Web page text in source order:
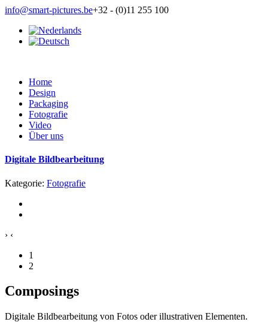
info@smart-pictures.be+32 - (0)11 255 100
Home
Design
Packaging
Fotografie
Video
Über uns
Digitale Bildbearbeitung
Kategorie: Fotografie
› ‹
1
2
Composings
Digitale Bildbearbeitung von Fotos oder illustrativen Elementen.